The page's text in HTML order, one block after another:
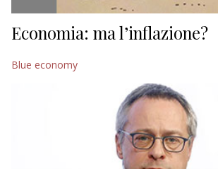
Economia: ma l’inflazione?
Blue economy